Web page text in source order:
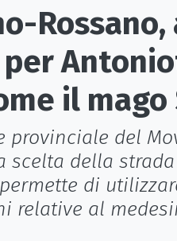
per
il
provinciale del
scelta della
di
relative al